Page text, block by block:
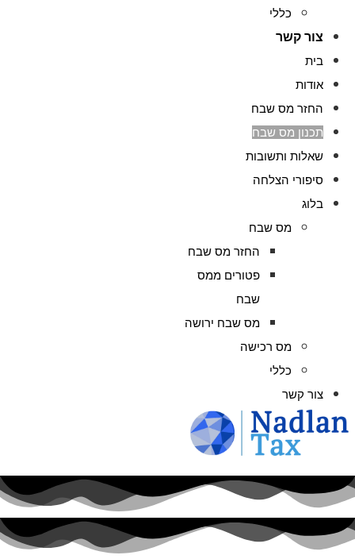
כללי
צור קשר
בית
אודות
החזר מס שבח
תכנון מס שבח
שאלות ותשובות
סיפורי הצלחה
בלוג
מס שבח
החזר מס שבח
פטורים ממס
שבח
מס שבח ירושה
מס רכישה
כללי
צור קשר